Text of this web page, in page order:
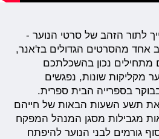
לתור הזהב של סרטי הנוער -
נחשב אחד מהסרטים הגדולים בז'אנר,
נכון בהשכלתכם
מקליקות שונות, נפגשים
בספרייה הבית ספרית.
את תשע השעות הבאות של חייהם
מגבילות מסגן המנהל המפקח
גורמים לבני הנוער להיפתח